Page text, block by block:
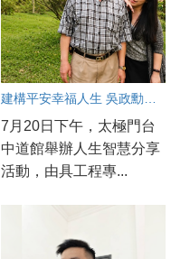
7月20日下午，太極門台
中道館舉辦人生智慧分享
活動，由具工程專...